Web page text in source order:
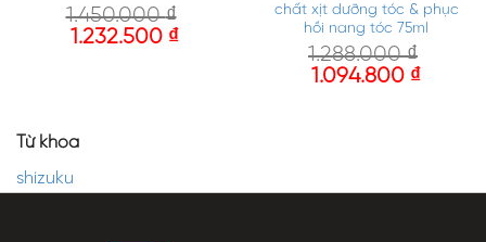
1.450.000₫
1.232.500 ₫
chất xịt dưỡng tóc & phục
hồi nang tóc 75ml
1.288.000₫
1.094.800 ₫
Từ khóa
shizuku